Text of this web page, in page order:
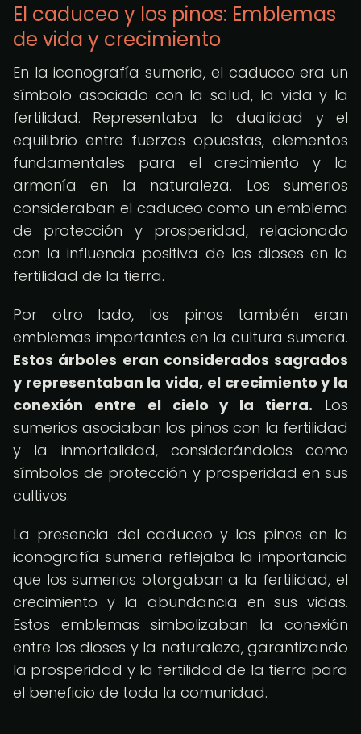
El caduceo y los pinos: Emblemas
de vida y crecimiento
En la iconografía sumeria, el caduceo era un
símbolo asociado con la salud, la vida y la
fertilidad. Representaba la dualidad y el
equilibrio entre fuerzas opuestas, elementos
fundamentales para el crecimiento y la
armonía en la naturaleza. Los sumerios
consideraban el caduceo como un emblema
de protección y prosperidad, relacionado
con la influencia positiva de los dioses en la
fertilidad de la tierra.
Por otro lado, los pinos también eran
emblemas importantes en la cultura sumeria.
Estos árboles eran considerados sagrados
y representaban la vida, el crecimiento y la
conexión entre el cielo y la tierra. Los
sumerios asociaban los pinos con la fertilidad
y la inmortalidad, considerándolos como
símbolos de protección y prosperidad en sus
cultivos.
La presencia del caduceo y los pinos en la
iconografía sumeria reflejaba la importancia
que los sumerios otorgaban a la fertilidad, el
crecimiento y la abundancia en sus vidas.
Estos emblemas simbolizaban la conexión
entre los dioses y la naturaleza, garantizando
la prosperidad y la fertilidad de la tierra para
el beneficio de toda la comunidad.